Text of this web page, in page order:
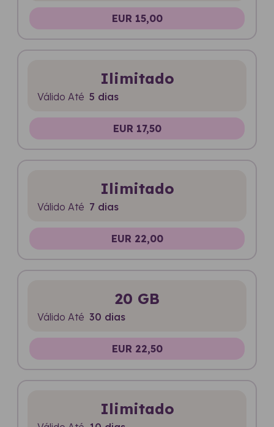
EUR 15,00
Ilimitado
Válido Até 5 dias
EUR 17,50
Ilimitado
Válido Até 7 dias
EUR 22,00
20 GB
Válido Até 30 dias
EUR 22,50
Ilimitado